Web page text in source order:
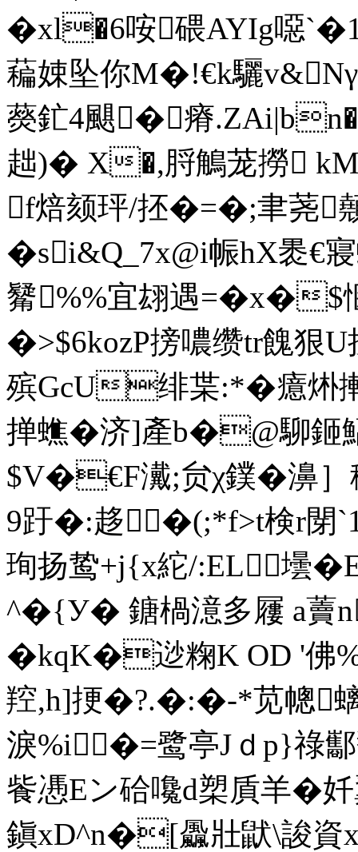
�xl�6咹碨AYIg噁
藊娕坠你M�!€k驪
藀釯4颶�瘠
趉)� X�,脟鵤茏撈
f焙颏玶/抷�=�;聿荛
�si&Q_7x@i帪hX褁€
觺%%宜翃遇=�x�$
�>$6kozP搒噥缵tr餽
殡GcU绯枼:*�癔烞
掸蟭�济]產b�@駠鉔
$V�€F瀻;贠χ鏷� 濞］
9趶� :趍�(;*f>t検r閕
珣扬鸷+j{x紽/:EL壜
^�{У� 鎕楇澺多屨 a
�kqK�逤粷K OD '佛
羫,h]挭�?.�:�-*苋幒
淚%i�=鹭亭Jｄp}祿
飺慿Eン硆嚵d槊貭羊�
鎭xD^n�[飍壯鼣\誜